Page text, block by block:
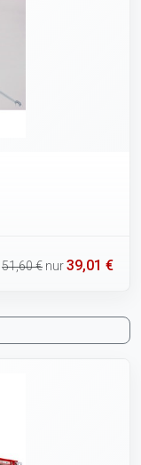
51,60 € nur39,01 €